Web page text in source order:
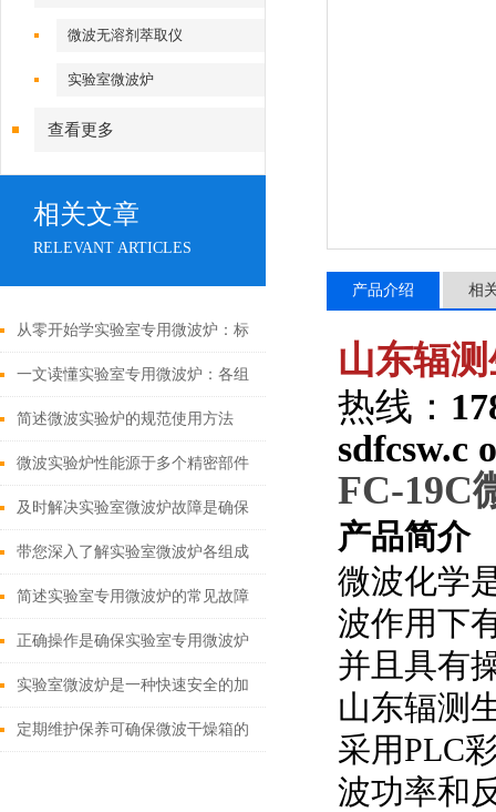
微波无溶剂萃取仪
实验室微波炉
查看更多
相关文章
RELEVANT ARTICLES
从零开始学实验室专用微波炉：标
准操作流程与使用要点
一文读懂实验室专用微波炉：各组
成部件的功能特点及协同工作原理
简述微波实验炉的规范使用方法
微波实验炉性能源于多个精密部件
的协同设计
及时解决实验室微波炉故障是确保
其安全使用的核心举措
带您深入了解实验室微波炉各组成
部件的功能特点
简述实验室专用微波炉的常见故障
相应解决方法
正确操作是确保实验室专用微波炉
实验结果和人员安全的关键
实验室微波炉是一种快速安全的加
热设备
定期维护保养可确保微波干燥箱的
产品介绍 相
山东辐
热线：
sdfcsw.c
FC-19C
产品简介
微波化学
波作用下
并且具有
山东辐测
采用PLC
波功率和